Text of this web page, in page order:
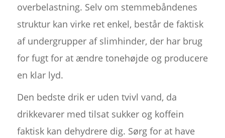
overbelastning. Selv om stemmebåndenes
struktur kan virke ret enkel, består de faktisk
af undergrupper af slimhinder, der har brug
for fugt for at ændre tonehøjde og producere
en klar lyd.
Den bedste drik er uden tvivl vand, da
drikkevarer med tilsat sukker og koffein
faktisk kan dehydrere dig. Sørg for at have